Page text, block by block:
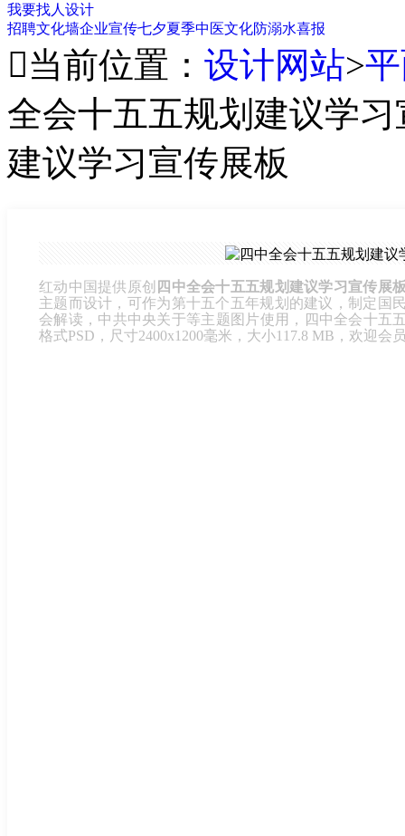
我要找人设计
招聘文化墙企业宣传七夕夏季中医文化防溺水喜报
当前位置： 设计网站>
全会十五五规划建议学
建议学习宣传展板
红动中国提供原创 四中全会十五五规划建议学习宣传展
主题而设计，可作为第十五个五年规划的建议，制定国
会解读，中共中央关于等主题图片使用，四中全会十五
格式PSD，尺寸2400x1200毫米，大小117.8 MB，欢迎会